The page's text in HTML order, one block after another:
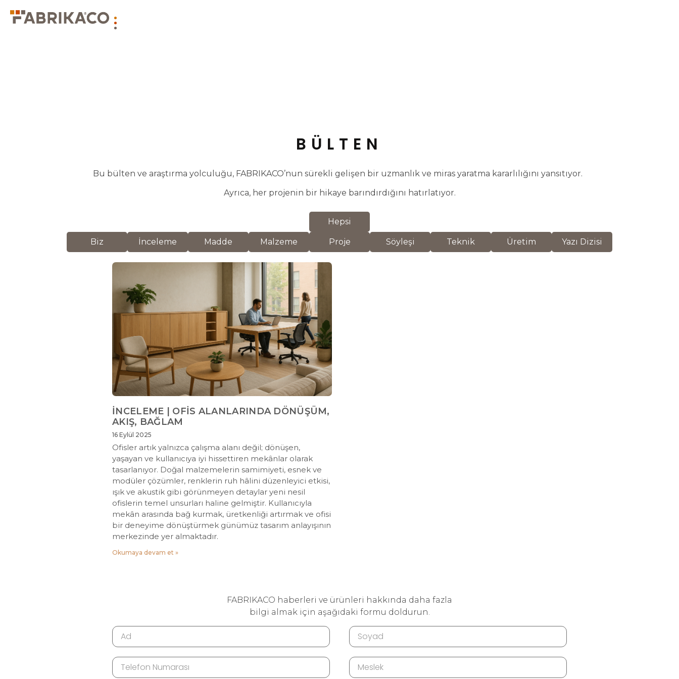
BÜLTEN
Bu bülten ve araştırma yolculuğu, FABRIKACO’nun sürekli gelişen bir uzmanlık ve miras yaratma kararlılığını yansıtıyor.
Ayrıca, her projenin bir hikaye barındırdığını hatırlatıyor.
Hepsi
Biz İnceleme Madde Malzeme Proje Söyleşi Teknik Üretim Yazı Dizisi
İNCELEME | OFİS ALANLARINDA DÖNÜŞÜM,
AKIŞ, BAĞLAM
16 Eylül 2025
Ofisler artık yalnızca çalışma alanı değil; dönüşen,
yaşayan ve kullanıcıya iyi hissettiren mekânlar olarak
tasarlanıyor. Doğal malzemelerin samimiyeti, esnek ve
modüler çözümler, renklerin ruh hâlini düzenleyici etkisi,
ışık ve akustik gibi görünmeyen detaylar yeni nesil
ofislerin temel unsurları haline gelmiştir. Kullanıcıyla
mekân arasında bağ kurmak, üretkenliği artırmak ve ofisi
bir deneyime dönüştürmek günümüz tasarım anlayışının
merkezinde yer almaktadır.
Okumaya devam et »
FABRIKACO haberleri ve ürünleri hakkında daha fazla
bilgi almak için aşağıdaki formu doldurun.